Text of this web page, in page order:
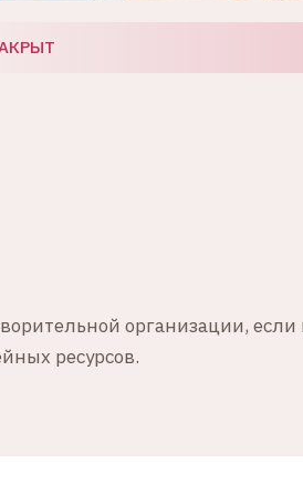
организации, если
ресурсов.